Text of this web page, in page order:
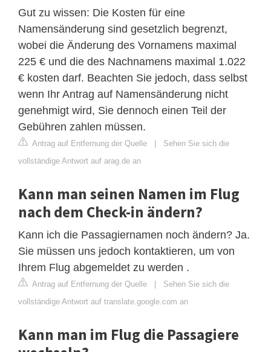
Gut zu wissen: Die Kosten für eine
Namensänderung sind gesetzlich begrenzt,
wobei die Änderung des Vornamens maximal
225 € und die des Nachnamens maximal 1.022
€ kosten darf. Beachten Sie jedoch, dass selbst
wenn Ihr Antrag auf Namensänderung nicht
genehmigt wird, Sie dennoch einen Teil der
Gebühren zahlen müssen.
Antrag auf Entfernung der Quelle | Sehen Sie sich die
vollständige Antwort auf arag.de an
Kann man seinen Namen im Flug
nach dem Check-in ändern?
Kann ich die Passagiernamen noch ändern? Ja.
Sie müssen uns jedoch kontaktieren, um von
Ihrem Flug abgemeldet zu werden .
Antrag auf Entfernung der Quelle | Sehen Sie sich die
vollständige Antwort auf translate.google.com an
Kann man im Flug die Passagiere